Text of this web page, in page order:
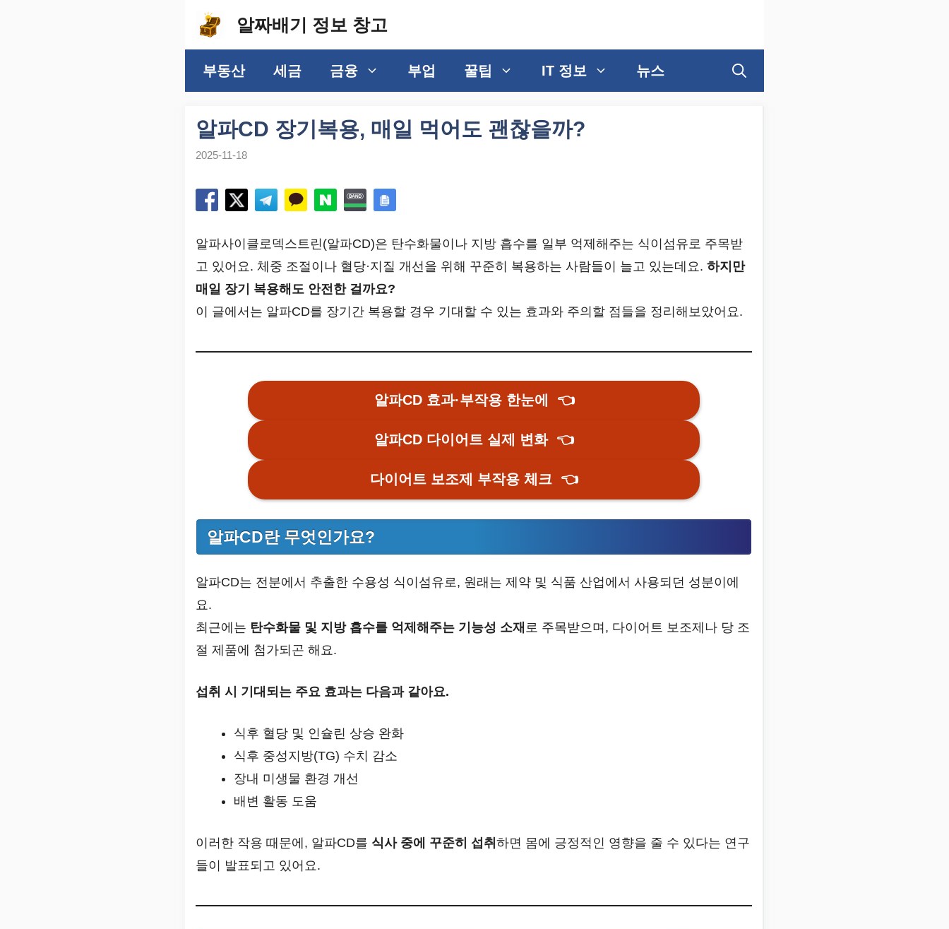
알짜배기 정보 창고
부동산 세금 금융 부업 꿀팁 IT 정보 뉴스
알파CD 장기복용, 매일 먹어도 괜찮을까?
2025-11-18
알파사이클로덱스트린(알파CD)은 탄수화물이나 지방 흡수를 일부 억제해주는 식이섬유로 주목받
고 있어요. 체중 조절이나 혈당·지질 개선을 위해 꾸준히 복용하는 사람들이 늘고 있는데요. 하지만
매일 장기 복용해도 안전한 걸까요?
이 글에서는 알파CD를 장기간 복용할 경우 기대할 수 있는 효과와 주의할 점들을 정리해보았어요.
알파CD 효과·부작용 한눈에 👈
알파CD 다이어트 실제 변화 👈
다이어트 보조제 부작용 체크 👈
알파CD란 무엇인가요?
알파CD는 전분에서 추출한 수용성 식이섬유로, 원래는 제약 및 식품 산업에서 사용되던 성분이에
요.
최근에는 탄수화물 및 지방 흡수를 억제해주는 기능성 소재 로 주목받으며, 다이어트 보조제나 당 조
절 제품에 첨가되곤 해요.
섭취 시 기대되는 주요 효과는 다음과 같아요.
식후 혈당 및 인슐린 상승 완화
식후 중성지방(TG) 수치 감소
장내 미생물 환경 개선
배변 활동 도움
이러한 작용 때문에, 알파CD를 식사 중에 꾸준히 섭취 하면 몸에 긍정적인 영향을 줄 수 있다는 연구
들이 발표되고 있어요.